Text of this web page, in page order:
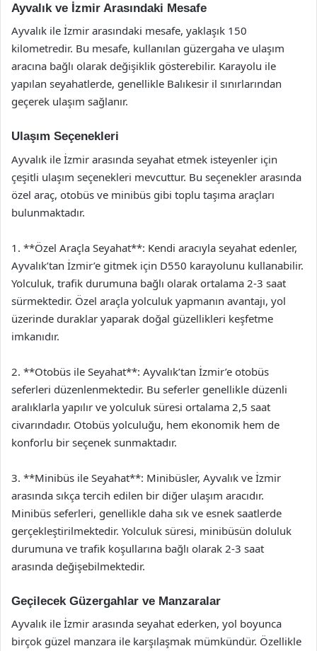
Ayvalık ve İzmir Arasındaki Mesafe
Ayvalık ile İzmir arasındaki mesafe, yaklaşık 150
kilometredir. Bu mesafe, kullanılan güzergaha ve ulaşım
aracına bağlı olarak değişiklik gösterebilir. Karayolu ile
yapılan seyahatlerde, genellikle Balıkesir il sınırlarından
geçerek ulaşım sağlanır.
Ulaşım Seçenekleri
Ayvalık ile İzmir arasında seyahat etmek isteyenler için
çeşitli ulaşım seçenekleri mevcuttur. Bu seçenekler arasında
özel araç, otobüs ve minibüs gibi toplu taşıma araçları
bulunmaktadır.
1. **Özel Araçla Seyahat**: Kendi aracıyla seyahat edenler,
Ayvalık’tan İzmir’e gitmek için D550 karayolunu kullanabilir.
Yolculuk, trafik durumuna bağlı olarak ortalama 2-3 saat
sürmektedir. Özel araçla yolculuk yapmanın avantajı, yol
üzerinde duraklar yaparak doğal güzellikleri keşfetme
imkanıdır.
2. **Otobüs ile Seyahat**: Ayvalık’tan İzmir’e otobüs
seferleri düzenlenmektedir. Bu seferler genellikle düzenli
aralıklarla yapılır ve yolculuk süresi ortalama 2,5 saat
civarındadır. Otobüs yolculuğu, hem ekonomik hem de
konforlu bir seçenek sunmaktadır.
3. **Minibüs ile Seyahat**: Minibüsler, Ayvalık ve İzmir
arasında sıkça tercih edilen bir diğer ulaşım aracıdır.
Minibüs seferleri, genellikle daha sık ve esnek saatlerde
gerçekleştirilmektedir. Yolculuk süresi, minibüsün doluluk
durumuna ve trafik koşullarına bağlı olarak 2-3 saat
arasında değişebilmektedir.
Geçilecek Güzergahlar ve Manzaralar
Ayvalık ile İzmir arasında seyahat ederken, yol boyunca
birçok güzel manzara ile karşılaşmak mümkündür. Özellikle